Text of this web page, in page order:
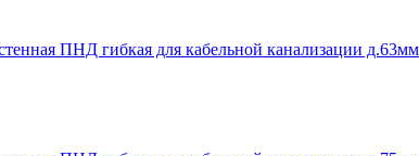
ПНД гибкая для кабельной канализации